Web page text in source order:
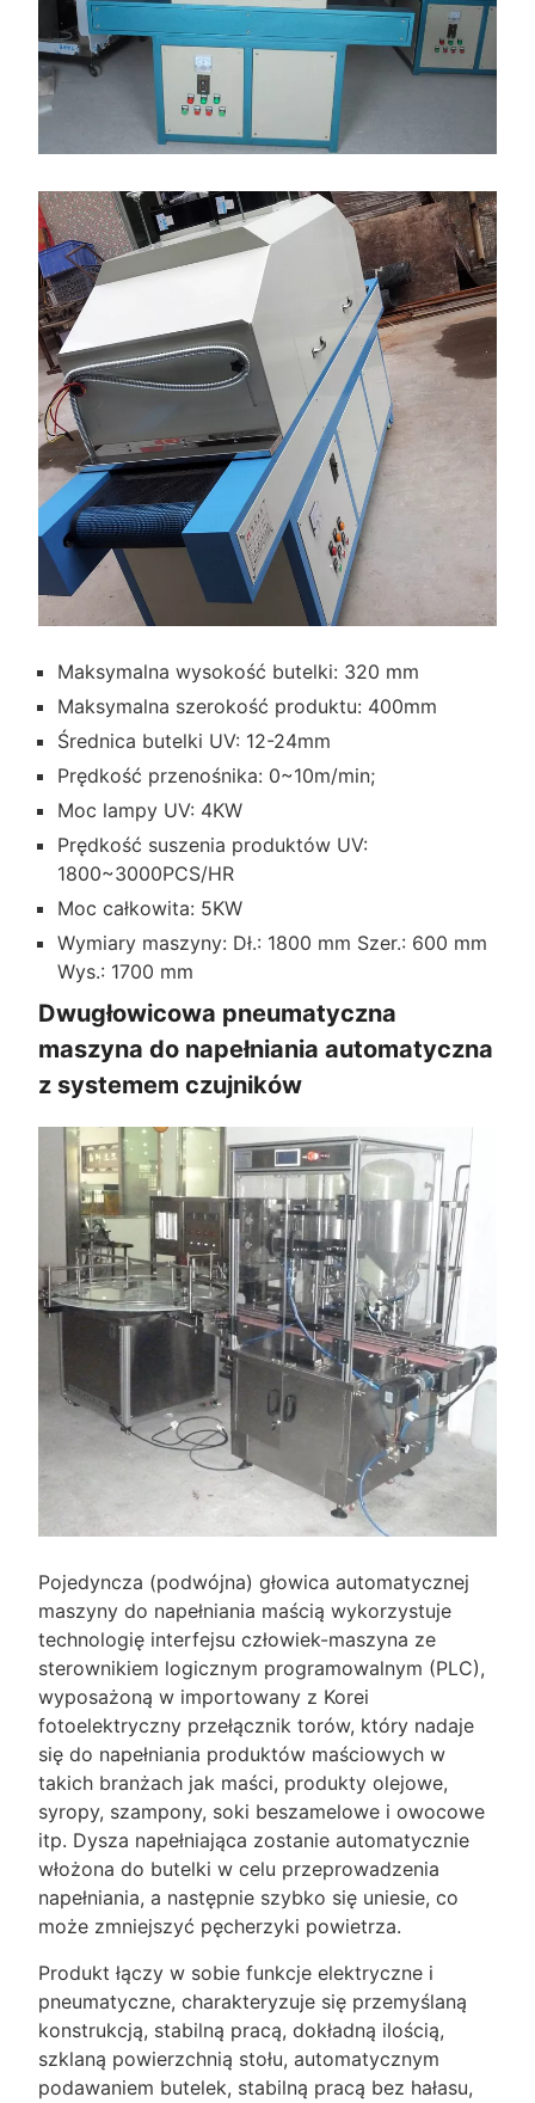
Maksymalna wysokość butelki: 320 mm
Maksymalna szerokość produktu: 400mm
Średnica butelki UV: 12-24mm
Prędkość przenośnika: 0~10m/min;
Moc lampy UV: 4KW
Prędkość suszenia produktów UV:
1800~3000PCS/HR
Moc całkowita: 5KW
Wymiary maszyny: Dł.: 1800 mm Szer.: 600 mm
Wys.: 1700 mm
Dwugłowicowa pneumatyczna
maszyna do napełniania automatyczna
z systemem czujników
Pojedyncza (podwójna) głowica automatycznej
maszyny do napełniania maścią wykorzystuje
technologię interfejsu człowiek-maszyna ze
sterownikiem logicznym programowalnym (PLC),
wyposażoną w importowany z Korei
fotoelektryczny przełącznik torów, który nadaje
się do napełniania produktów maściowych w
takich branżach jak maści, produkty olejowe,
syropy, szampony, soki beszamelowe i owocowe
itp. Dysza napełniająca zostanie automatycznie
włożona do butelki w celu przeprowadzenia
napełniania, a następnie szybko się uniesie, co
może zmniejszyć pęcherzyki powietrza.
Produkt łączy w sobie funkcje elektryczne i
pneumatyczne, charakteryzuje się przemyślaną
konstrukcją, stabilną pracą, dokładną ilością,
szklaną powierzchnią stołu, automatycznym
podawaniem butelek, stabilną pracą bez hałasu,